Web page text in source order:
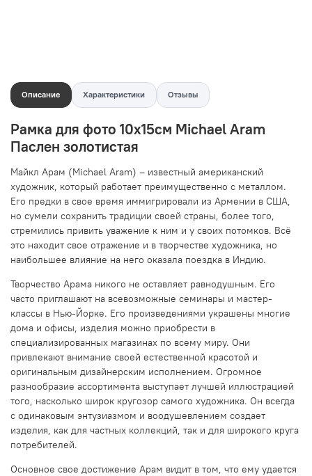
Описание Характеристики Отзывы
Рамка для фото 10х15см Michael Aram
Паслен золотистая
Майкл Арам (Michael Aram) – известный американский
художник, который работает преимущественно с металлом.
Его предки в свое время иммигрировали из Армении в США,
но сумели сохранить традиции своей страны, более того,
стремились привить уважение к ним и у своих потомков. Всё
это находит свое отражение и в творчестве художника, но
наибольшее влияние на него оказала поездка в Индию.
Творчество Арама никого не оставляет равнодушным. Его
часто приглашают на всевозможные семинары и мастер-
классы в Нью-Йорке. Его произведениями украшены многие
дома и офисы, изделия можно приобрести в
специализированных магазинах по всему миру. Они
привлекают внимание своей естественной красотой и
оригинальным дизайнерским исполнением. Огромное
разнообразие ассортимента выступает лучшей иллюстрацией
того, насколько широк кругозор самого художника. Он всегда
с одинаковым энтузиазмом и воодушевлением создает
изделия, как для частных коллекций, так и для широкого круга
потребителей.
Основное свое достижение Арам видит в том, что ему удается